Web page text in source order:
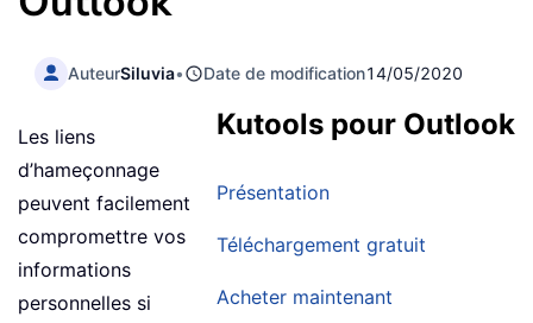
AuteurSiluvia• Date de modification14/05/2020
Kutools pour Outlook
Présentation
Téléchargement gratuit
Acheter maintenant
Les liens
d’hameçonnage
peuvent facilement
compromettre vos
informations
personnelles si